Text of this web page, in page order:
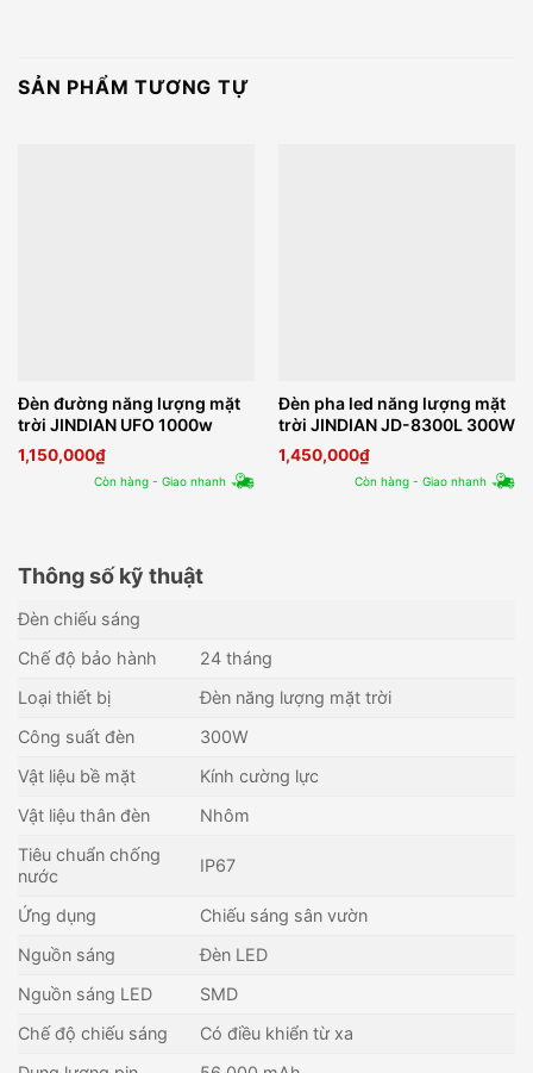
SẢN PHẨM TƯƠNG TỰ
Đèn đường năng lượng mặt
trời JINDIAN UFO 1000w
1,150,000₫
Còn hàng - Giao nhanh
Đèn pha led năng lượng mặt
trời JINDIAN JD-8300L 300W
1,450,000₫
Còn hàng - Giao nhanh
Thông số kỹ thuật
Đèn chiếu sáng
Chế độ bảo hành
24 tháng
Loại thiết bị
Đèn năng lượng mặt trời
Công suất đèn
300W
Vật liệu bề mặt
Kính cường lực
Vật liệu thân đèn
Nhôm
Tiêu chuẩn chống
nước
IP67
Ứng dụng
Chiếu sáng sân vườn
Nguồn sáng
Đèn LED
Nguồn sáng LED
SMD
Chế độ chiếu sáng
Có điều khiển từ xa